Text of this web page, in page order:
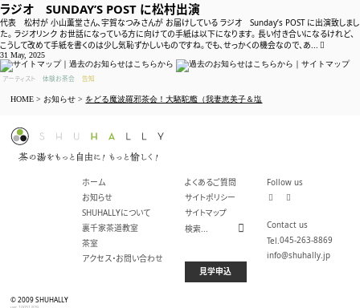
ラジオ SUNDAY’S POST に松村出演
代表 松村が 小山薫堂さん、宇賀なつみさんが お届けしている ラジオ Sunday’s POST に出演致しまし
た。 ラジオリンク お世話になっている方に向けての手紙は以下になります。 長い付き合いになるけれど、
こうして改めて手紙を書くのは少し気恥ずかしいものですね。でも、せっかくの機会なので、あ...
31 May, 2025
アーティスト 体験お茶会 告知
HOME > お知らせ > をどる魔波羅邪茶会！大駱駝艦（我妻恵美子＆塩
ホーム
お知らせ
SHUHALLYについて
裏千家茶道教室
茶室
アクセス・お問い合わせ
よくあるご質問
サイトポリシー
サイトマップ
見学申込
Follow us
Contact us
045-263-8869
info@shuhally.jp
© 2009 SHUHALLY
ver.10051829